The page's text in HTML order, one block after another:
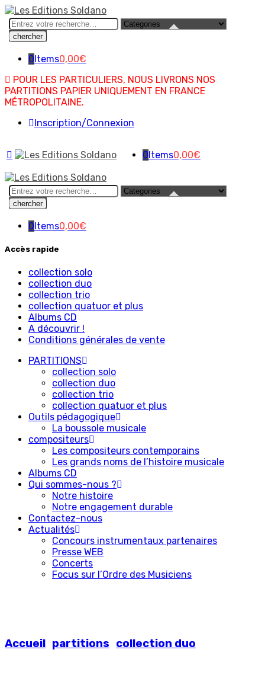
Search
here
0Items0,00€
POUR LES PARTICULIERS, NOUS LIVRONS NOS
PARTITIONS PAPIER UNIQUEMENT EN FRANCE
MÉTROPOLITAINE.
Inscription/Connexion
0Items0,00€
Search
here
0Items0,00€
Accès rapide
collection solo
collection duo
collection trio
collection quatuor et plus
Albums CD
A découvrir !
Conditions générales de vente
PARTITIONS
collection solo
collection duo
collection trio
collection quatuor et plus
Outils pédagogique
La boussole musicale
compositeurs
Les compositeurs contemporains
Les grands noms de l’histoire musicale
Albums CD
Qui sommes-nous ?
Notre histoire
Notre engagement durable
Contactez-nous
Actualités
Concours instrumentaux partenaires
Presse WEB
Concerts
Focus sur l’Ordre des Musiciens
Accueil partitions collection duo